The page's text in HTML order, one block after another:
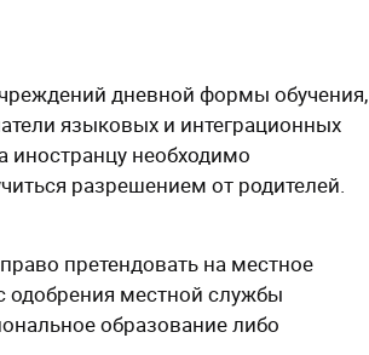
дневной формы обучения,
языковых и интеграционных
необходимо
разрешением от родителей.
претендовать на местное
одобрения местной службы
образование либо